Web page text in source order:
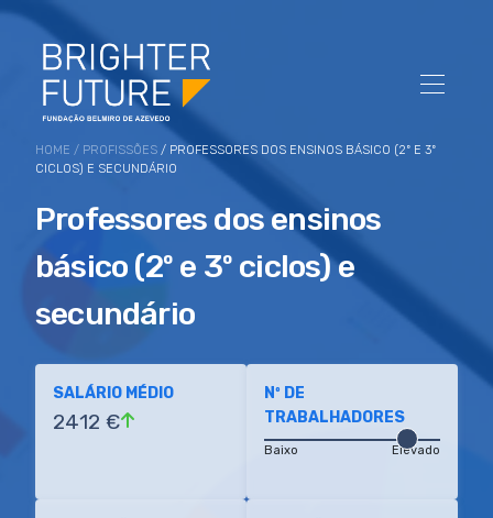
HOME / PROFISSÕES / PROFESSORES DOS ENSINOS BÁSICO (2º E 3º
CICLOS) E SECUNDÁRIO
Professores dos ensinos
básico (2º e 3º ciclos) e
secundário
SALÁRIO MÉDIO
2412 €
Nº DE
TRABALHADORES
Baixo Elevado